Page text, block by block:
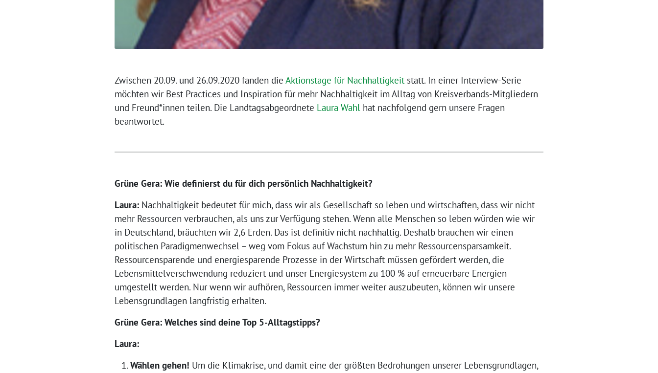
Zwischen 20.09. und 26.09.2020 fanden die Aktionstage für Nachhaltigkeit statt. In einer Interview-Serie
möchten wir Best Practices und Inspiration für mehr Nachhaltigkeit im Alltag von Kreisverbands-Mitgliedern
und Freund*innen teilen. Die Landtagsabgeordnete Laura Wahl hat nachfolgend gern unsere Fragen
beantwortet.
Grüne Gera: Wie definierst du für dich persönlich Nachhaltigkeit?
Laura: Nachhaltigkeit bedeutet für mich, dass wir als Gesellschaft so leben und wirtschaften, dass wir nicht
mehr Ressourcen verbrauchen, als uns zur Verfügung stehen. Wenn alle Menschen so leben würden wie wir
in Deutschland, bräuchten wir 2,6 Erden. Das ist definitiv nicht nachhaltig. Deshalb brauchen wir einen
politischen Paradigmenwechsel – weg vom Fokus auf Wachstum hin zu mehr Ressourcensparsamkeit.
Ressourcensparende und energiesparende Prozesse in der Wirtschaft müssen gefördert werden, die
Lebensmittelverschwendung reduziert und unser Energiesystem zu 100 % auf erneuerbare Energien
umgestellt werden. Nur wenn wir aufhören, Ressourcen immer weiter auszubeuten, können wir unsere
Lebensgrundlagen langfristig erhalten.
Grüne Gera: Welches sind deine Top 5-Alltagstipps?
Laura:
Wählen gehen! Um die Klimakrise, und damit eine der größten Bedrohungen unserer Lebensgrundlagen,